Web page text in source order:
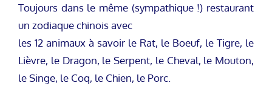
Toujours dans le même (sympathique !) restaurant
un zodiaque chinois avec
les 12 animaux à savoir le Rat, le Boeuf, le Tigre, le
Lièvre, le Dragon, le Serpent, le Cheval, le Mouton,
le Singe, le Coq, le Chien, le Porc.